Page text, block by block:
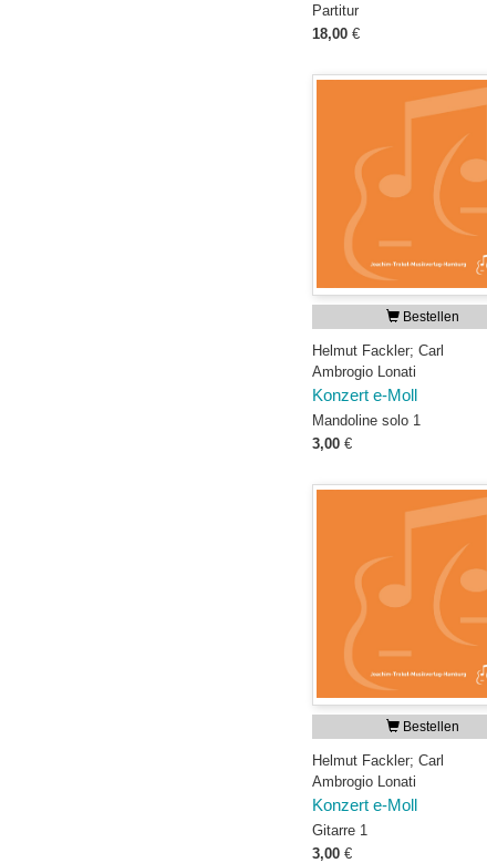
Partitur
18,00 €
Bestellen
Helmut Fackler; Carl
Ambrogio Lonati
Konzert e-Moll
Mandoline solo 1
3,00 €
Bestellen
Helmut Fackler; Carl
Ambrogio Lonati
Konzert e-Moll
Gitarre 1
3,00 €